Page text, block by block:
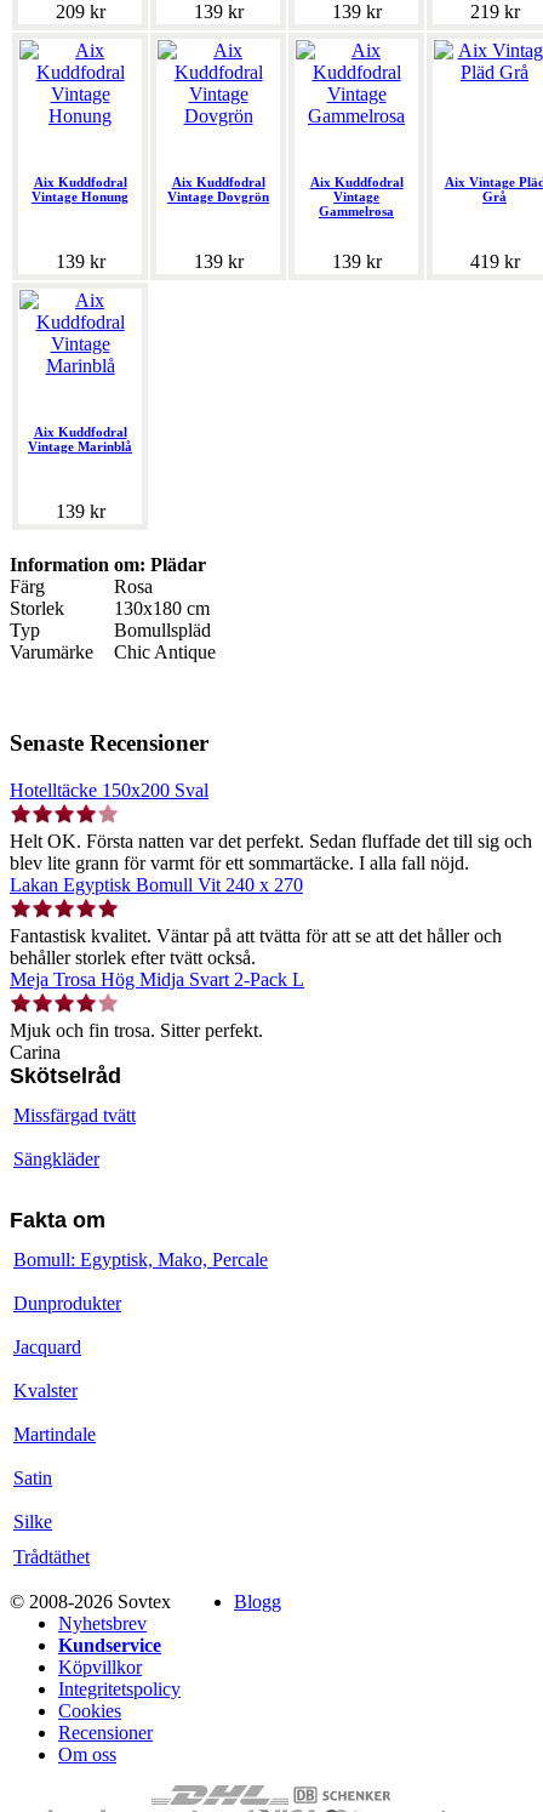
209 kr 139 kr 139 kr 219 kr
Aix Kuddfodral
Vintage Honung
139 kr
Aix Kuddfodral
Vintage Dovgrön
139 kr
Aix Kuddfodral
Vintage
Gammelrosa
139 kr
Aix Vintage
Grå
419 kr
Aix Kuddfodral
Vintage Marinblå
139 kr
Information om: Plädar
Färg
Rosa
Storlek
130x180 cm
Typ
Bomullspläd
Varumärke
Chic Antique
Senaste Recensioner
Hotelltäcke 150x200 Sval
Helt OK. Första natten var det perfekt. Sedan fluffade det till sig och
blev lite grann för varmt för ett sommartäcke. I alla fall nöjd.
Lakan Egyptisk Bomull Vit 240 x 270
Fantastisk kvalitet. Väntar på att tvätta för att se att det håller och
behåller storlek efter tvätt också.
Meja Trosa Hög Midja Svart 2-Pack L
Mjuk och fin trosa. Sitter perfekt.
Carina
Skötselråd
Missfärgad tvätt
Sängkläder
Fakta om
Bomull: Egyptisk, Mako, Percale
Dunprodukter
Jacquard
Kvalster
Martindale
Satin
Silke
Trådtäthet
© 2008-2026 Sovtex
Blogg
Nyhetsbrev
Kundservice
Köpvillkor
Integritetspolicy
Cookies
Recensioner
Om oss